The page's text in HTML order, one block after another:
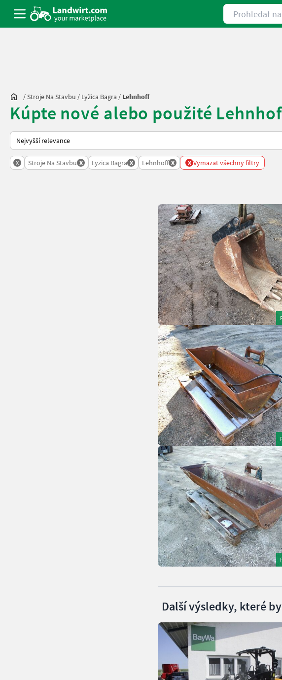
Prohledat
/Stroje Na Stavbu / Lyžica Bagra / Lehnhoff
Kúpte nové alebo použité
Takto se řadí nabídky na Landwirt.com
x Stroje Na Stavbu x Lyzica Bagra x Lehnhoff x x Vymazat všechny filtry
Další výsledky, které